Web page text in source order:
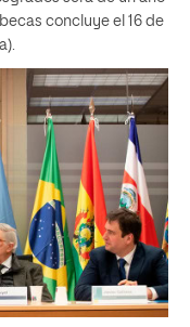
concluye el 16 de